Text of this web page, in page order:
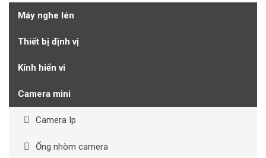
Máy nghe lén
Thiết bị định vị
Kính hiển vi
Camera mini
Camera Ip
Ống nhòm camera